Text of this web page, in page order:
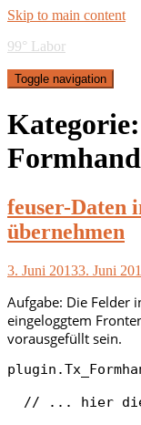
Skip to main content
99° Labor
Toggle navigation
Kategorie:
feuser-Daten
übernehmen
3. Juni 20133. Juni
Aufgabe: Die Felder
eingeloggtem
vorausgefüllt sein.
// ... hier